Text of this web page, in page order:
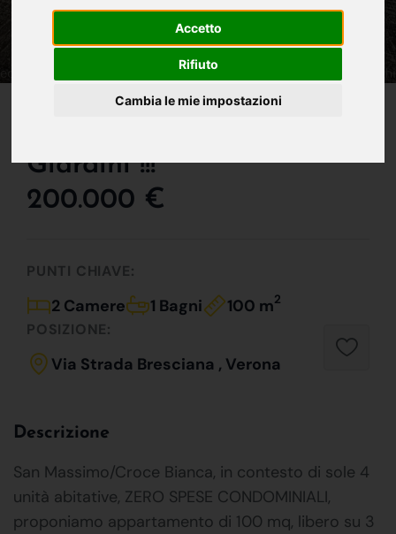
Accetto
Rifiuto
Cambia le mie impostazioni
Giardini !!!
200.000 €
PUNTI CHIAVE:
2 Camere 1 Bagni 100 m2
POSIZIONE:
Via Strada Bresciana , Verona
Descrizione
San Massimo/Croce Bianca, in contesto di sole 4
unità abitative, ZERO SPESE CONDOMINIALI,
proponiamo appartamento di 100 mq, libero su 3